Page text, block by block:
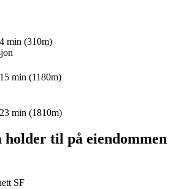
4 min (310m)
15 min (1180m)
23 min (1810m)
til på eiendommen
SF